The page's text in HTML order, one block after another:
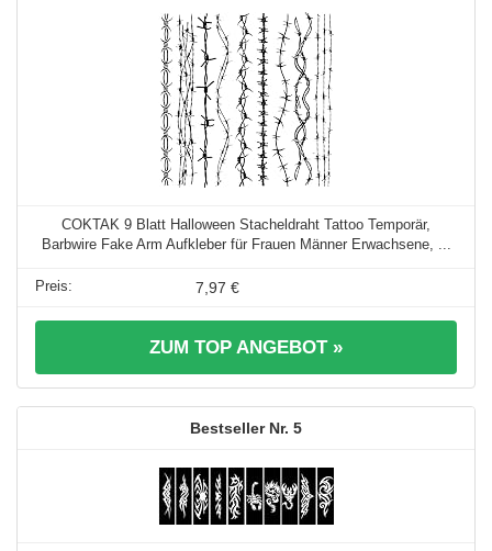
COKTAK 9 Blatt Halloween Stacheldraht Tattoo Temporär,
Barbwire Fake Arm Aufkleber für Frauen Männer Erwachsene, ...
7,97 €
ZUM TOP ANGEBOT »
5